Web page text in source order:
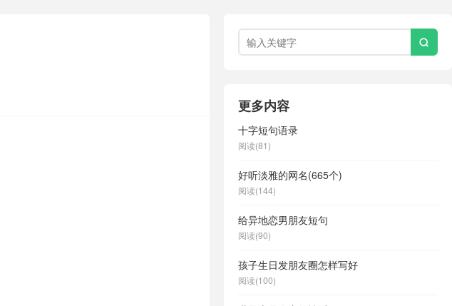

更多内容
十字短句语录
阅读(81)
好听淡雅的网名(665个)
阅读(144)
给异地恋男朋友短句
阅读(90)
孩子生日发朋友圈怎样写好
阅读(100)